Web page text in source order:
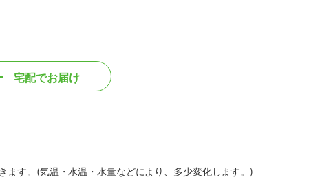
宅配でお届け
す。(気温・水温・水量などにより、多少変化します。)